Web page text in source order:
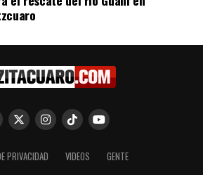
– Rocha Moya acudirá a declarar
acusación de EU de presuntos
– Rubén Rocha ante citatorio
de EU
que comparecerá ante la FGR
PRIVACIDAD VIDEOS GENTE